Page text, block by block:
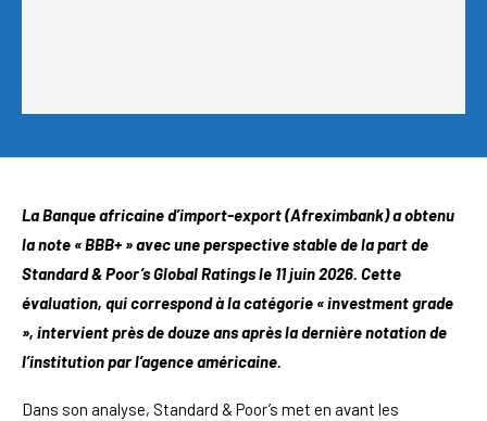
La Banque africaine d’import-export (Afreximbank) a obtenu
la note « BBB+ » avec une perspective stable de la part de
Standard & Poor’s Global Ratings le 11 juin 2026. Cette
évaluation, qui correspond à la catégorie « investment grade
», intervient près de douze ans après la dernière notation de
l’institution par l’agence américaine.
Dans son analyse, Standard & Poor’s met en avant les